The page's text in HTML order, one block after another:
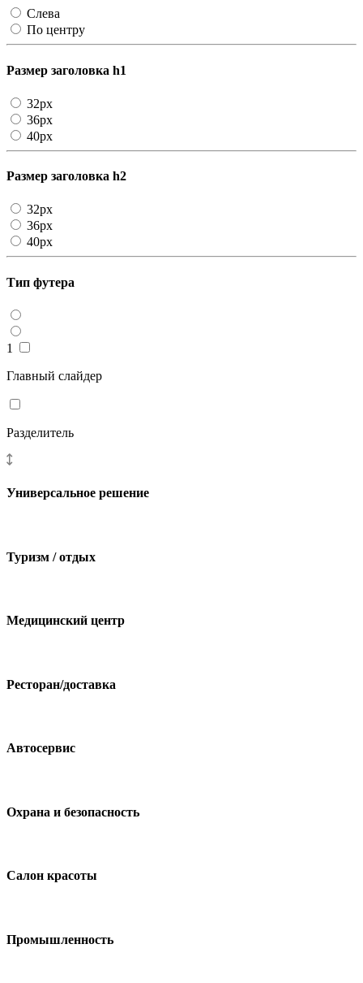
Слева
По центру
Размер заголовка h1
32px
36px
40px
Размер заголовка h2
32px
36px
40px
Тип футера
1
Главный слайдер
Разделитель
Универсальное решение
Туризм / отдых
Медицинский центр
Ресторан/доставка
Автосервис
Охрана и безопасность
Салон красоты
Промышленность